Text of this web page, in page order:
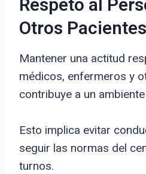
Respeto al
Otros Pacientes
Mantener una actitud
médicos, enfermeros y
contribuye a un
Esto implica evitar
seguir las normas del
turnos.